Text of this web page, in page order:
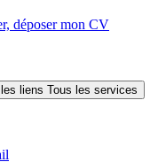
déposer mon CV
liens Tous les services